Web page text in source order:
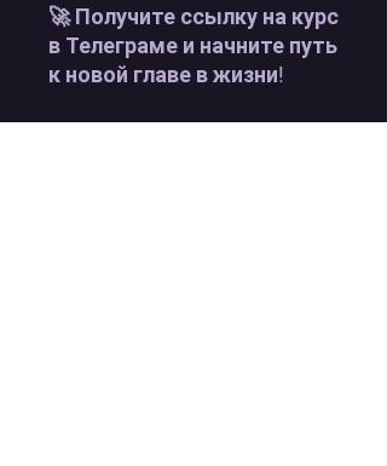
🚀 Получите ссылку на курс
в Телеграме и начните путь
к новой главе в жизни!